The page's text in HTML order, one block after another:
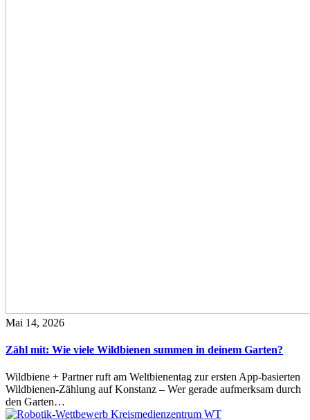
Mai 14, 2026
Zähl mit: Wie viele Wildbienen summen in deinem Garten?
Wildbiene + Partner ruft am Weltbienentag zur ersten App-basierten
Wildbienen-Zählung auf Konstanz – Wer gerade aufmerksam durch
den Garten…